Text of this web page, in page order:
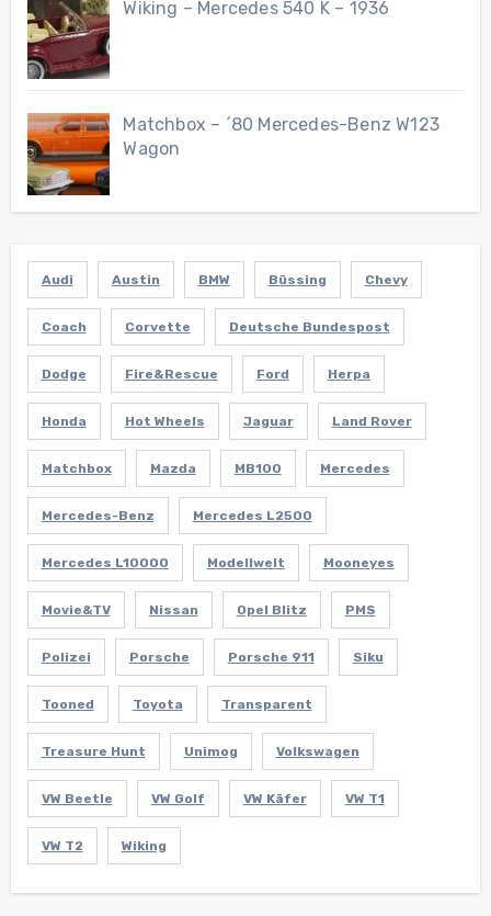
Wiking – Mercedes 540 K – 1936
Matchbox – ´80 Mercedes-Benz W123
Wagon
Audi Austin BMW Büssing Chevy
Coach Corvette Deutsche Bundespost
Dodge Fire&Rescue Ford Herpa
Honda Hot Wheels Jaguar Land Rover
Matchbox Mazda MB100 Mercedes
Mercedes-Benz Mercedes L2500
Mercedes L10000 Modellwelt Mooneyes
Movie&TV Nissan Opel Blitz PMS
Polizei Porsche Porsche 911 Siku
Tooned Toyota Transparent
Treasure Hunt Unimog Volkswagen
VW Beetle VW Golf VW Käfer VW T1
VW T2 Wiking